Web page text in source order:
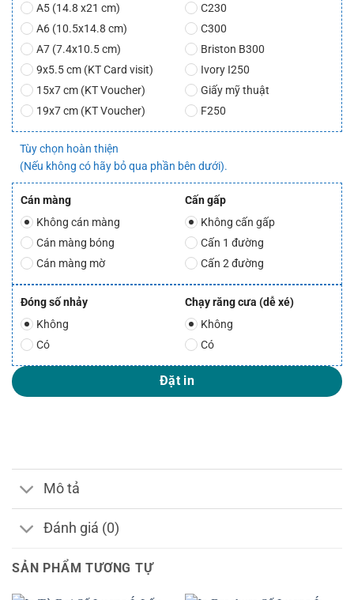
A5 (14.8 x21 cm)
A6 (10.5x14.8 cm)
A7 (7.4x10.5 cm)
9x5.5 cm (KT Card visit)
15x7 cm (KT Voucher)
19x7 cm (KT Voucher)
C230
C300
Briston B300
Ivory I250
Giấy mỹ thuật
F250
Tùy chọn hoàn thiện
(Nếu không có hãy bỏ qua phần bên dưới).
Cán màng
Không cán màng
Cán màng bóng
Cán màng mờ
Cấn gấp
Không cấn gấp
Cấn 1 đường
Cấn 2 đường
Đóng số nhảy
Không
Có
Chạy răng cưa (dễ xé)
Không
Có
Đặt in
Mô tả
Đánh giá (0)
SẢN PHẨM TƯƠNG TỰ